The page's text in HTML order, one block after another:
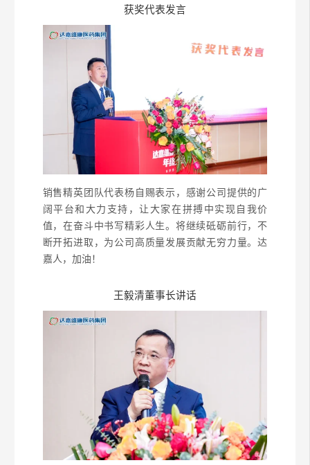
获奖代表发言
销售精英团队代表杨自赐表示，感谢公司提供的广
阔平台和大力支持，让大家在拼搏中实现自我价
值，在奋斗中书写精彩人生。将继续砥砺前行，不
断开拓进取，为公司高质量发展贡献无穷力量。达
嘉人，加油！
王毅清董事长讲话